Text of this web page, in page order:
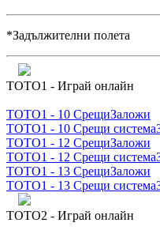
*Задължителни полета
ТОТО1 - Играй онлайн
ТОТО1 - 10 СрещиЗаложи
ТОТО1 - 10 Срещи система
ТОТО1 - 12 СрещиЗаложи
ТОТО1 - 12 Срещи система
ТОТО1 - 13 СрещиЗаложи
ТОТО1 - 13 Срещи система
ТОТО2 - Играй онлайн